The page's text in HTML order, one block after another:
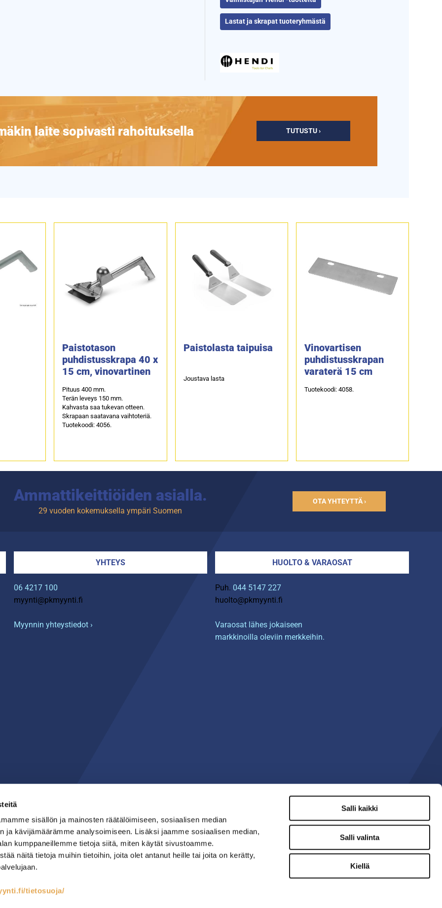
sisällön ja mainosten räätälöimiseen, sosiaalisen median
ja kävijämäärämme analysoimiseen. Lisäksi jaamme sosiaalisen median,
kumppaneillemme tietoja siitä, miten käytät sivustoamme.
näitä tietoja muihin tietoihin, joita olet antanut heille tai joita on kerätty,
tietosuoja/
Salli kaikki
Salli valinta
Kiellä
Lastat ja skrapat tuoteryhmästä
laite sopivasti rahoituksella TUTUSTU ›
Paistotason
puhdistusskrapa 40 x
15 cm, vinovartinen
Pituus 400 mm.
Terän leveys 150 mm.
Kahvasta saa tukevan otteen.
Skrapaan saatavana vaihtoteriä.
Tuotekoodi: 4056.
Paistolasta taipuisa
Joustava lasta
Vinovartisen
puhdistusskrapan
varaterä 15 cm
Tuotekoodi: 4058.
Ammattikeittiöiden asialla.
29 vuoden kokemuksella ympäri Suomen
OTA YHTEYTTÄ ›
YHTEYS
06 4217 100
myynti@pkmyynti.fi
Myynnin yhteystiedot ›
HUOLTO & VARAOSAT
Puh. 044 5147 227
huolto@pkmyynti.fi
Varaosat lähes jokaiseen
markkinoilla oleviin merkkeihin.